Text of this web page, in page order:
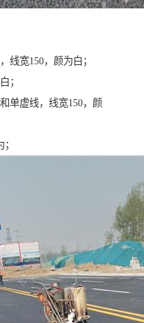
线宽150，颜为白；
；
单虚线，线宽150，颜